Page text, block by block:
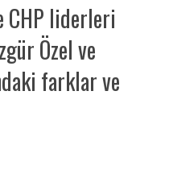
CHP liderleri
Özel ve
farklar ve